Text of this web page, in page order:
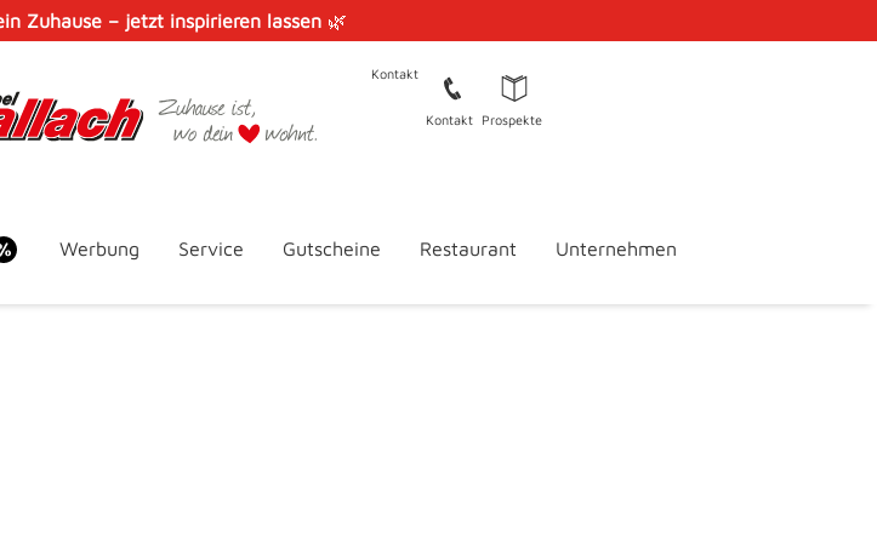
Zuhause – jetzt inspirieren lassen 🌿
Kontakt
Kontakt Prospekte
Werbung Service Gutscheine Restaurant Unternehmen